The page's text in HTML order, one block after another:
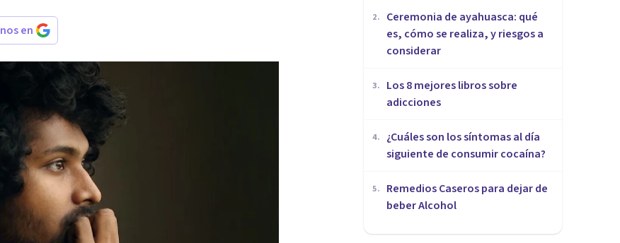
en
2.
Ceremonia de ayahuasca: qué
es, cómo se realiza, y riesgos a
considerar
3.
Los 8 mejores libros sobre
adicciones
4.
¿Cuáles son los síntomas al día
siguiente de consumir cocaína?
5.
Remedios Caseros para dejar de
beber Alcohol